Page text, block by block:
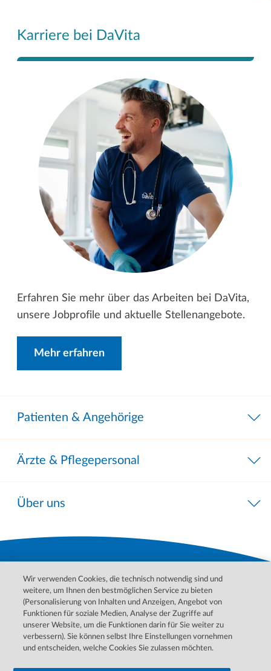
Karriere bei DaVita
Erfahren Sie mehr über das Arbeiten bei DaVita,
unsere Jobprofile und aktuelle Stellenangebote.
Mehr erfahren
Patienten & Angehörige
Ärzte & Pflegepersonal
Über uns
Bitte wenden Sie sich für Behandlungen, Diagnosen und
Informationen zu Ihren Erkrankungen an Ihren Arzt. Im Notfall
Wir verwenden Cookies, die technisch notwendig sind und
weitere, um Ihnen den bestmöglichen Service zu bieten
(Personalisierung von Inhalten und Anzeigen, Angebot von
Funktionen für soziale Medien, Analyse der Zugriffe auf
unserer Website, um die Funktionen darin für Sie weiter zu
verbessern). Sie können selbst Ihre Einstellungen vornehmen
und entscheiden, welche Cookies Sie zulassen möchten.